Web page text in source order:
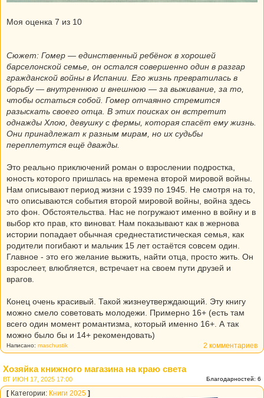
Моя оценка 7 из 10
Сюжет: Гомер — единственный ребёнок в хорошей
барселонской семье, он остался совершенно один в разгар
гражданской войны в Испании. Его жизнь превратилась в
борьбу — внутреннюю и внешнюю — за выживание, за то,
чтобы остаться собой. Гомер отчаянно стремится
разыскать своего отца. В этих поисках он встретит
однажды Хлою, девушку с фермы, которая спасёт ему жизнь.
Они принадлежат к разным мирам, но их судьбы
переплетутся ещё дважды.
Это реально приключений роман о взрослении подростка,
юность которого пришлась на времена второй мировой войны.
Нам описывают период жизни с 1939 по 1945. Не смотря на то,
что описываются события второй мировой войны, война здесь
это фон. Обстоятельства. Нас не погружают именно в войну и в
выбор кто прав, кто виноват. Нам показывают как в жернова
истории попадает обычная среднестатистическая семья, как
родители погибают и мальчик 15 лет остаётся совсем один.
Главное - это его желание выжить, найти отца, просто жить. Он
взрослеет, влюбляется, встречает на своем пути друзей и
врагов.
Конец очень красивый. Такой жизнеутверждающий. Эту книгу
можно смело советовать молодежи. Примерно 16+ (есть там
всего один момент романтизма, который именно 16+. А так
можно было бы и 14+ рекомендовать)
2 комментариев
Написано: maschustik
Хозяйка книжного магазина на краю света
Благодарностей: 6
ВТ ИЮН 17, 2025 17:00
[ Категории: Книги 2025 ]